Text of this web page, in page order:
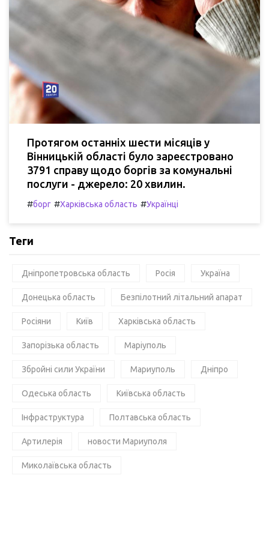
Протягом останніх шести місяців у
Вінницькій області було зареєстровано
3791 справу щодо боргів за комунальні
послуги - джерело: 20 хвилин.
#борг #Харківська область #Українці
Теги
Дніпропетровська область Росія Україна
Донецька область Безпілотний літальний апарат
Росіяни Київ Харківська область
Запорізька область Маріуполь
Збройні сили України Мариуполь Дніпро
Одеська область Київська область
Інфраструктура Полтавська область
Артилерія новости Мариуполя
Миколаївська область